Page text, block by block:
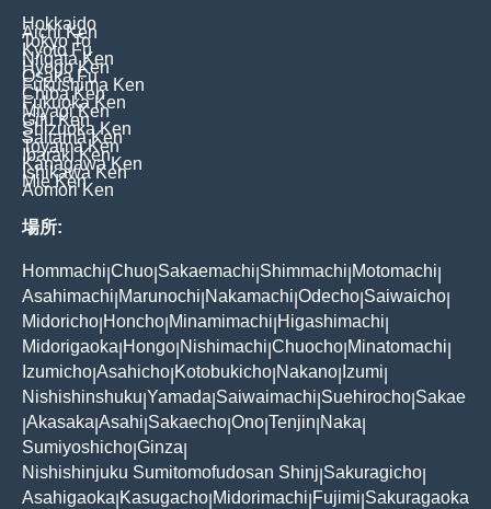
Hokkaido
Aichi Ken
Tokyo To
Kyoto Fu
Niigata Ken
Hyogo Ken
Osaka Fu
Fukushima Ken
Chiba Ken
Fukuoka Ken
Miyagi Ken
Gifu Ken
Shizuoka Ken
Saitama Ken
Toyama Ken
Ibaraki Ken
Kanagawa Ken
Ishikawa Ken
Mie Ken
Aomori Ken
場所:
Hommachi Chuo Sakaemachi Shimmachi Motomachi
Asahimachi Marunochi Nakamachi Odecho Saiwaicho
Midoricho Honcho Minamimachi Higashimachi
Midorigaoka Hongo Nishimachi Chuocho Minatomachi
Izumicho Asahicho Kotobukicho Nakano Izumi
Nishishinshuku Yamada Saiwaimachi Suehirocho Sakae
Akasaka Asahi Sakaecho Ono Tenjin Naka
Sumiyoshicho Ginza
Nishishinjuku Sumitomofudosan Shinj Sakuragicho
Asahigaoka Kasugacho Midorimachi Fujimi Sakuragaoka